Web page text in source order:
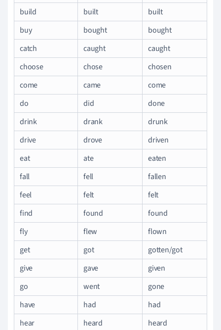
build
built
built
buy
bought
bought
catch
caught
caught
choose
chose
chosen
come
came
come
do
did
done
drink
drank
drunk
drive
drove
driven
eat
ate
eaten
fall
fell
fallen
feel
felt
felt
find
found
found
fly
flew
flown
get
got
gotten/got
give
gave
given
go
went
gone
have
had
had
hear
heard
heard